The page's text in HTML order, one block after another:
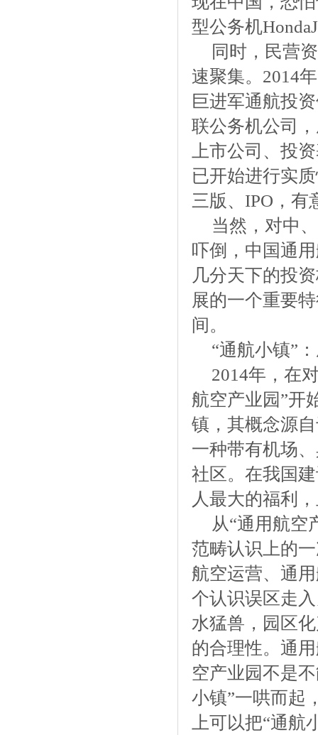
型公务机
同时，民营
速聚集。2014
巨进军通航投
联公务机公司
上市公司、投
已开始进行实
三版、IPO，有
当然，对中
吓倒，中国通
几分天下的投
展的一个重要
间。
“通航小镇”
2014年，在
航空产业园”开
镇，其概念源自
一种带有机场
社区。在我国
人最大的福利
从“通用航空
范畴认识上的
航空运营、通
个认识误区走
水猛兽，园区
的合理性。通
空产业园不是
小镇”一哄而起
上可以把“通